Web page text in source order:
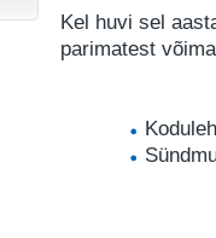
Kel huvi sel
parimatest